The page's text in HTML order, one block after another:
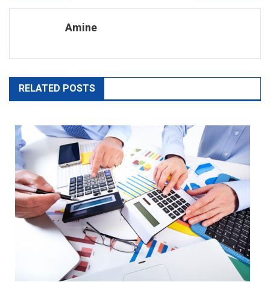
de
l’articleAmine
RELATED POSTS